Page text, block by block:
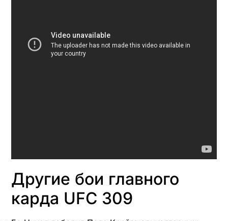
Другие бои главного
карда UFC 309